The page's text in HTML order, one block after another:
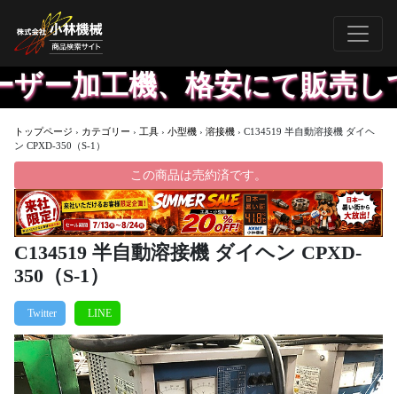
機、格安にて販売してお
トップページ › カテゴリー › 工具 › 小型機 › 溶接機 › C134519 半自動溶接機 ダイヘ
ン CPXD-350（S-1）
この商品は売約済です。
C134519 半自動溶接機 ダイヘン CPXD-
350（S-1）